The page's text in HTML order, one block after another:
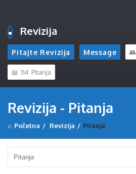
Revizija
Pitajte Revizija Message
114 Pitanja
Revizija - Pitanja
Početna / Revizija / Pitanja